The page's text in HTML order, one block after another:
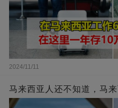
2024/11/11
马来西亚人还不知道，马